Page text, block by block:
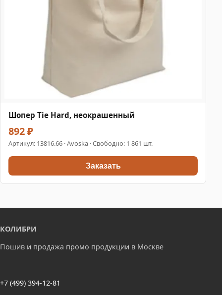
Шопер Tie Hard, неокрашенный
892 ₽
Артикул: 13816.66 · Avoska · Свободно: 1 861 шт.
Заказать
КОЛИБРИ
Пошив и продажа промо продукции в Москве
+7 (499) 394-12-81